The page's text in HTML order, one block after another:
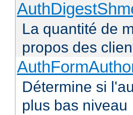
La quantité de
propos des
Détermine si
plus bas niveau